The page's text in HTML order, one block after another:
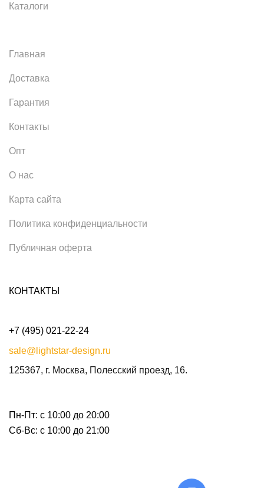
Каталоги
Главная
Доставка
Гарантия
Контакты
Опт
О нас
Карта сайта
Политика конфиденциальности
Публичная оферта
КОНТАКТЫ
+7 (495) 021-22-24
sale@lightstar-design.ru
125367, г. Москва, Полесский проезд, 16.
Пн-Пт: с 10:00 до 20:00
Сб-Вс: с 10:00 до 21:00